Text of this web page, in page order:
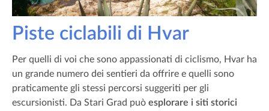
Piste ciclabili di Hvar
Per quelli di voi che sono appassionati di ciclismo, Hvar ha
un grande numero dei sentieri da offrire e quelli sono
praticamente gli stessi percorsi suggeriti per gli
escursionisti. Da Stari Grad può esplorare i siti storici